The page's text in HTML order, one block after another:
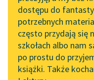
Pol’and’Rock Festivalu
„Kochanek Lady
Chatterley” do słuchania
na Wolnych Lekturach
Nowy audiobook –
dostępu do
potrzebnych
często przydają się
szkołach albo nam
po prostu do
książki. Także